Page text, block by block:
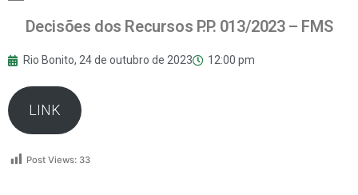
Decisões dos Recursos P.P. 013/2023 – FMS
Rio Bonito, 24 de outubro de 2023 12:00 pm
LINK
Post Views: 33